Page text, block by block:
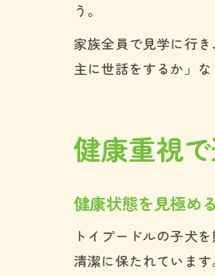
う。
家族全員で見学に行
主に世話をするか」
健康重視
健康状態を見極め
トイプードルの子犬
清潔に保たれていま